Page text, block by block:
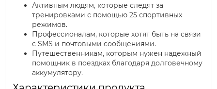
Активным людям, которые следят за
тренировками с помощью 25 спортивных
режимов.
Профессионалам, которые хотят быть на связи
с SMS и почтовыми сообщениями.
Путешественникам, которым нужен надежный
помощник в поездках благодаря долговечному
аккумулятору.